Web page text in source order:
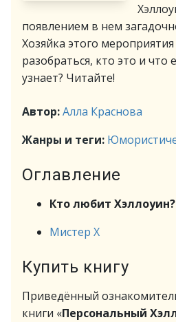
появлением в нем
Хозяйка этого
разобраться, кто это и
узнает? Читайте!
Автор:Алла Краснова
Жанры и теги:
Оглавление
Кто любит Хэллоуин?
Мистер Х
Купить книгу
Приведённый
книги «Персональный